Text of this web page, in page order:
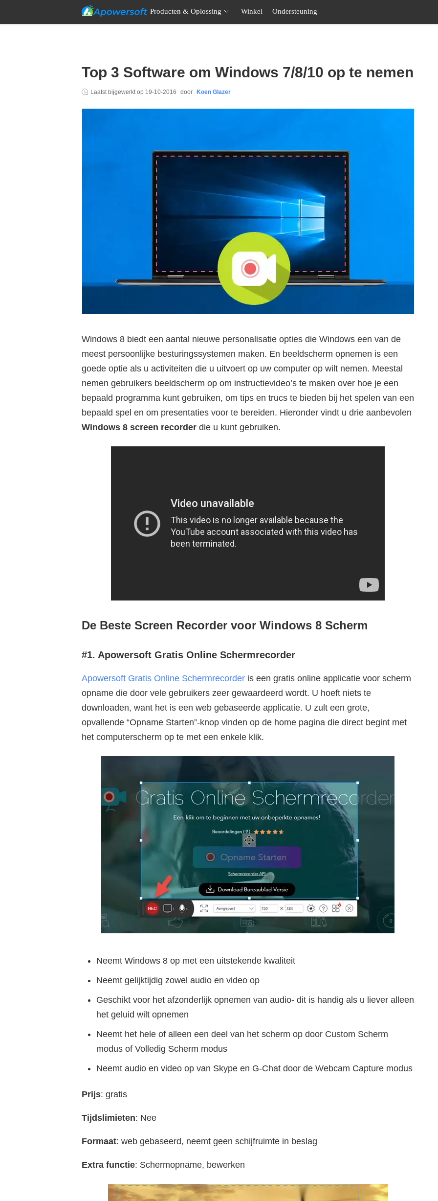
Producten & Oplossing Winkel Ondersteuning
Top 3 Software om Windows 7/8/10 op te nemen
Laatst bijgewerkt op 19-10-2016 door Koen Glazer
Windows 8 biedt een aantal nieuwe personalisatie opties die Windows een van de
meest persoonlijke besturingssystemen maken. En beeldscherm opnemen is een
goede optie als u activiteiten die u uitvoert op uw computer op wilt nemen. Meestal
nemen gebruikers beeldscherm op om instructievideo’s te maken over hoe je een
bepaald programma kunt gebruiken, om tips en trucs te bieden bij het spelen van een
bepaald spel en om presentaties voor te bereiden. Hieronder vindt u drie aanbevolen
Windows 8 screen recorder die u kunt gebruiken.
De Beste Screen Recorder voor Windows 8 Scherm
#1. Apowersoft Gratis Online Schermrecorder
Apowersoft Gratis Online Schermrecorder is een gratis online applicatie voor scherm
opname die door vele gebruikers zeer gewaardeerd wordt. U hoeft niets te
downloaden, want het is een web gebaseerde applicatie. U zult een grote,
opvallende “Opname Starten”-knop vinden op de home pagina die direct begint met
het computerscherm op te met een enkele klik.
Neemt Windows 8 op met een uitstekende kwaliteit
Neemt gelijktijdig zowel audio en video op
Geschikt voor het afzonderlijk opnemen van audio- dit is handig als u liever alleen
het geluid wilt opnemen
Neemt het hele of alleen een deel van het scherm op door Custom Scherm
modus of Volledig Scherm modus
Neemt audio en video op van Skype en G-Chat door de Webcam Capture modus
Prijs: gratis
Tijdslimieten: Nee
Formaat: web gebaseerd, neemt geen schijfruimte in beslag
Extra functie: Schermopname, bewerken